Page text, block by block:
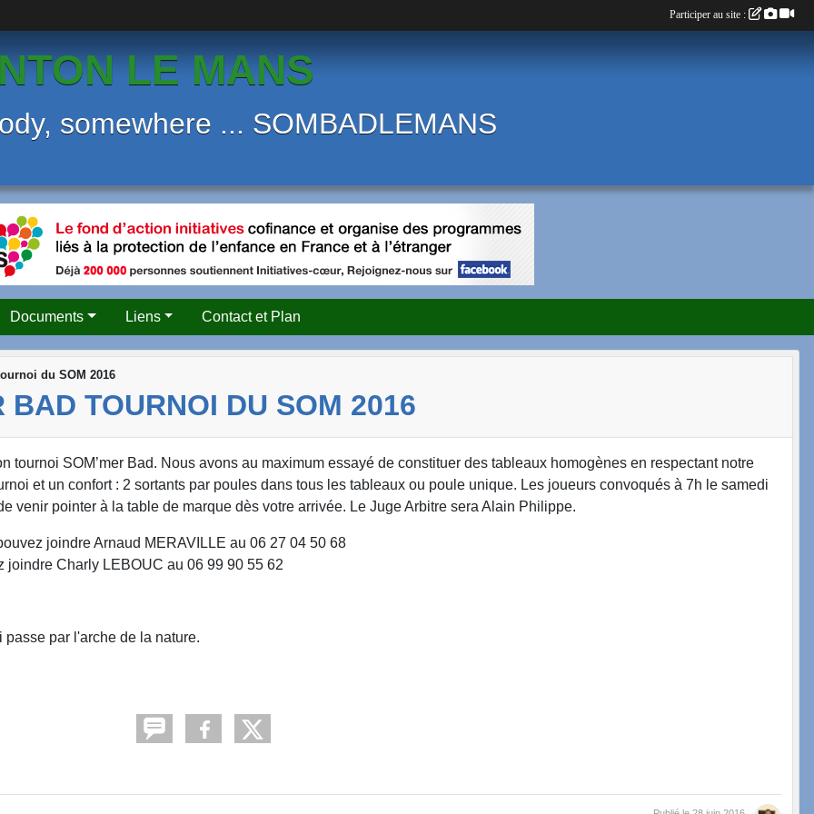
LE MANS
somewhere ... SOMBADLEMANS
Documents Liens Contact et Plan
du SOM 2016
TOURNOI DU SOM 2016
tournoi SOM’mer Bad. Nous avons au maximum essayé de constituer des tableaux homogènes en respectant notre
et un confort : 2 sortants par poules dans tous les tableaux ou poule unique. Les joueurs convoqués à 7h le samedi
venir pointer à la table de marque dès votre arrivée. Le Juge Arbitre sera Alain Philippe.
joindre Arnaud MERAVILLE au 06 27 04 50 68
joindre Charly LEBOUC au 06 99 90 55 62
passe par l'arche de la nature.
Participer au site :